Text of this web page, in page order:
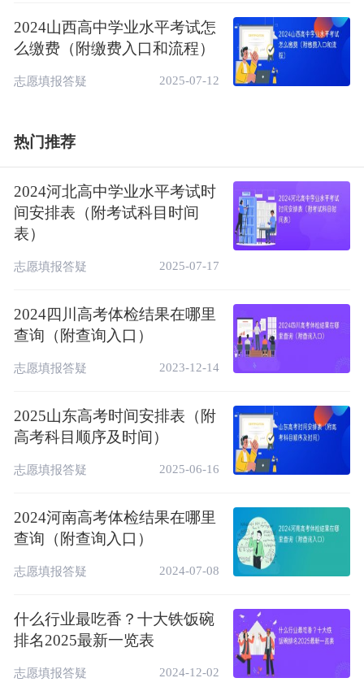
相关推荐：
2024山西高中学业水平考试时间安排（附考
试科目时间表）
2024山西高中学业水平考试什么时候报名
（附报名时间和入口官网）
2024山西高中学业水平考试怎
么缴费（附缴费入口和流程）
志愿填报答疑 2025-07-12
热门推荐
2024河北高中学业水平考试时
间安排表（附考试科目时间
表）
志愿填报答疑 2025-07-17
2024四川高考体检结果在哪里
查询（附查询入口）
志愿填报答疑 2023-12-14
2025山东高考时间安排表（附
高考科目顺序及时间）
志愿填报答疑 2025-06-16
2024河南高考体检结果在哪里
查询（附查询入口）
志愿填报答疑 2024-07-08
什么行业最吃香？十大铁饭碗
排名2025最新一览表
志愿填报答疑 2024-12-02